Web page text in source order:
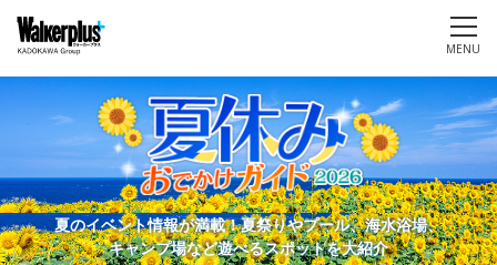
MENU
夏のイベント情報が満載！夏祭りやプール、海水浴場、
キャンプ場など遊べるスポットを大紹介